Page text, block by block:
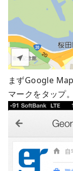
まずGoogle
マークをタップ。